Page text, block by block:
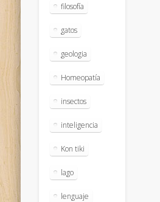
filosofía
gatos
geologia
Homeopatía
insectos
inteligencia
Kon tiki
lago
lenguaje